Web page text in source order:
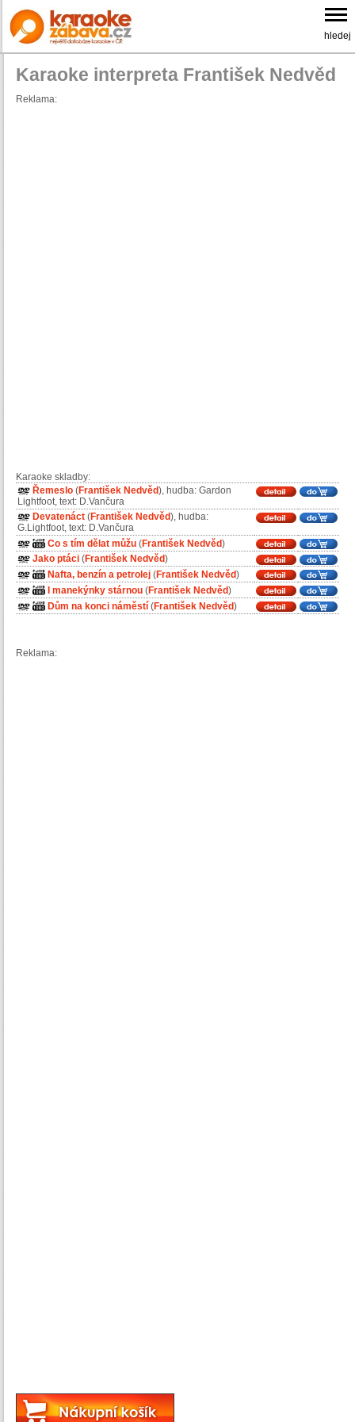
hledej
Karaoke interpreta František Nedvěd
Reklama:
Karaoke skladby:
Řemeslo (František Nedvěd), hudba: Gardon
Lightfoot, text: D.Vančura
Devatenáct (František Nedvěd), hudba:
G.Lightfoot, text: D.Vančura
Co s tím dělat můžu (František Nedvěd)
Jako ptáci (František Nedvěd)
Nafta, benzín a petrolej (František Nedvěd)
I manekýnky stárnou (František Nedvěd)
Dům na konci náměstí (František Nedvěd)
Reklama: